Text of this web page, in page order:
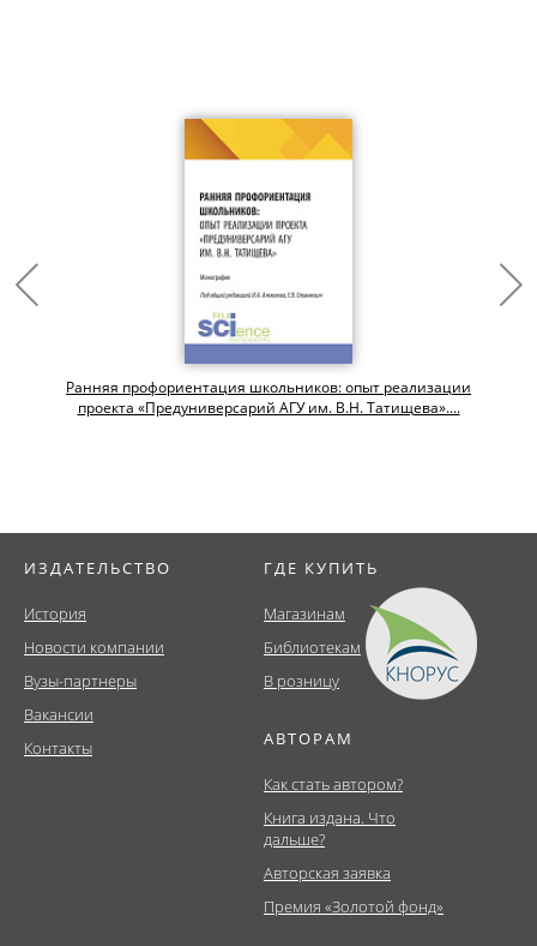
Ранняя профориентация школьников: опыт реализации
проекта «Предуниверсарий АГУ им. В.Н. Татищева»....
ИЗДАТЕЛЬСТВО
История
Новости компании
Вузы-партнеры
Вакансии
Контакты
ГДЕ КУПИТЬ
Магазинам
Библиотекам
В розницу
АВТОРАМ
Как стать автором?
Книга издана. Что
дальше?
Авторская заявка
Премия «Золотой фонд»